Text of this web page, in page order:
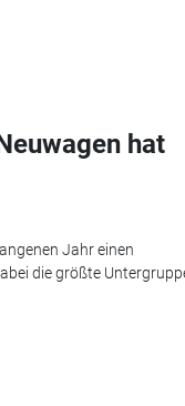
hat
Jahr einen
die größte